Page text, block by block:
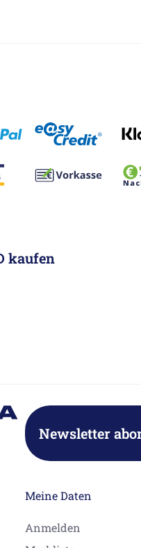
kaufen
Newsletter
Meine Daten
Anmelden